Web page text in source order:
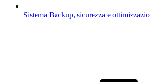
Sistema Backup, sicurezza e